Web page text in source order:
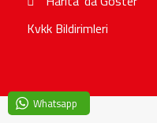
Whatsapp
Kvkk Bildirimleri